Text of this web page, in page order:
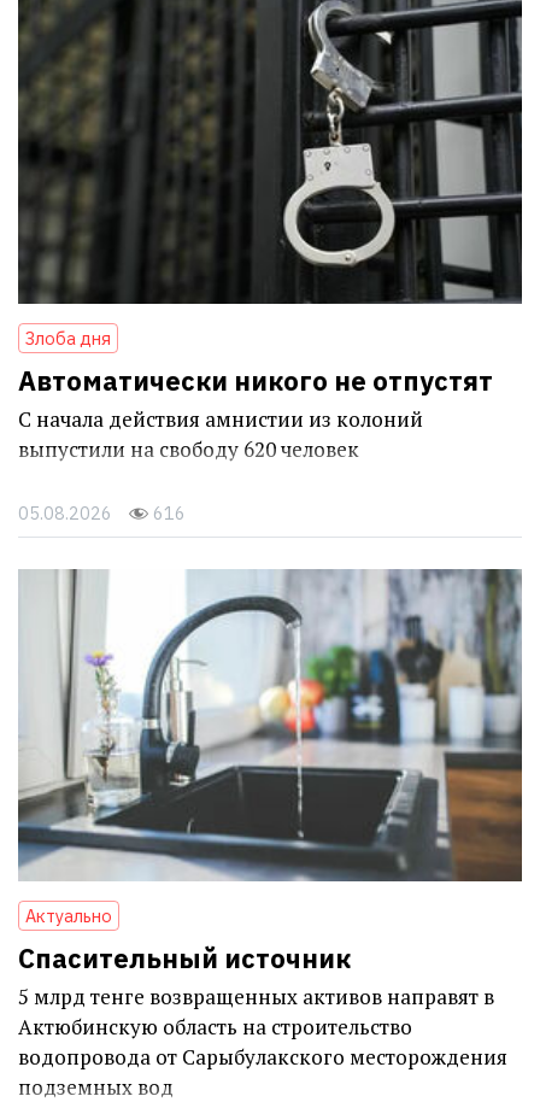
Злоба дня
Автоматически никого не отпустят
С начала действия амнистии из колоний
выпустили на свободу 620 человек
05.08.2026 616
Актуально
Спасительный источник
5 млрд тенге возвращенных активов направят в
Актюбинскую область на строительство
водопровода от Сарыбулакского месторождения
подземных вод